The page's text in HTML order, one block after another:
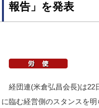
報告」を発表
経団連(米倉弘昌会長)は22
に臨む経営側のスタンスを